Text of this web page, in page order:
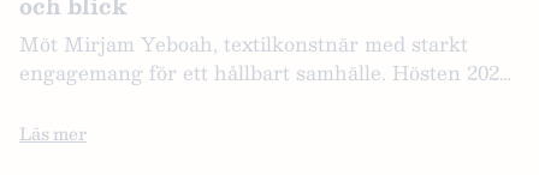
Möt Mirjam Yeboah, textilkonstnär med starkt
engagemang för ett hållbart samhälle. Hösten 2025
Luckan. Verkstaden förverkligas i samarbete med
Läs mer